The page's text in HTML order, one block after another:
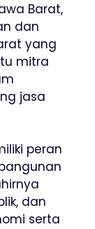
Barat,
dan
yang
mitra
jasa
peran
dan
serta